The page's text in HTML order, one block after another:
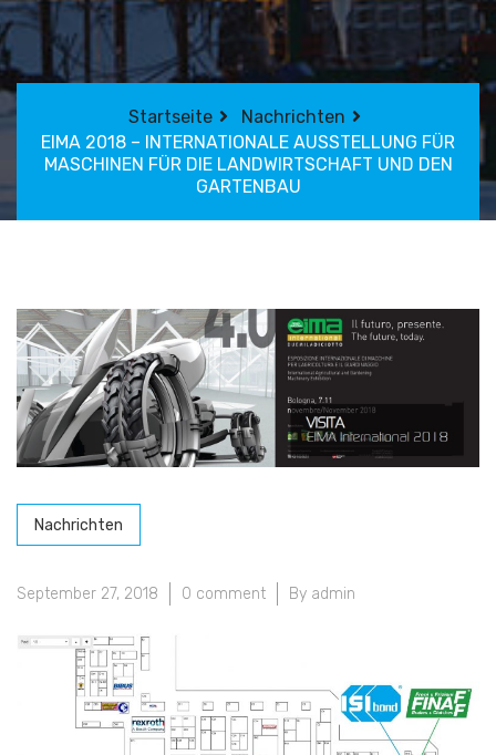
Startseite
Nachrichten
EIMA 2018 – INTERNATIONALE AUSSTELLUNG FÜR
MASCHINEN FÜR DIE LANDWIRTSCHAFT UND DEN
GARTENBAU
Nachrichten
September 27, 2018 0 comment By admin